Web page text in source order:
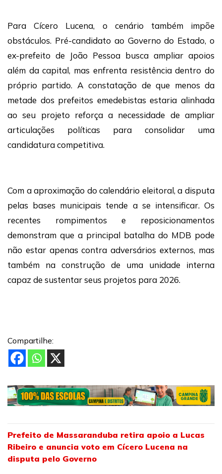
Para Cícero Lucena, o cenário também impõe
obstáculos. Pré-candidato ao Governo do Estado, o
ex-prefeito de João Pessoa busca ampliar apoios
além da capital, mas enfrenta resistência dentro do
próprio partido. A constatação de que menos da
metade dos prefeitos emedebistas estaria alinhada
ao seu projeto reforça a necessidade de ampliar
articulações políticas para consolidar uma
candidatura competitiva.
Com a aproximação do calendário eleitoral, a disputa
pelas bases municipais tende a se intensificar. Os
recentes rompimentos e reposicionamentos
demonstram que a principal batalha do MDB pode
não estar apenas contra adversários externos, mas
também na construção de uma unidade interna
capaz de sustentar seus projetos para 2026.
Compartilhe:
Prefeito de Massaranduba retira apoio a Lucas
Ribeiro e anuncia voto em Cícero Lucena na
disputa pelo Governo